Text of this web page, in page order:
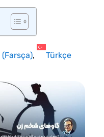
(Farsça) Türkçe